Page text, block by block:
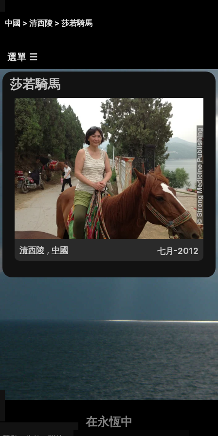
中國 > 清西陵 > 莎若騎馬
選單 ☰
莎若騎馬
清西陵 , 中國 七月-2012
在永恆中